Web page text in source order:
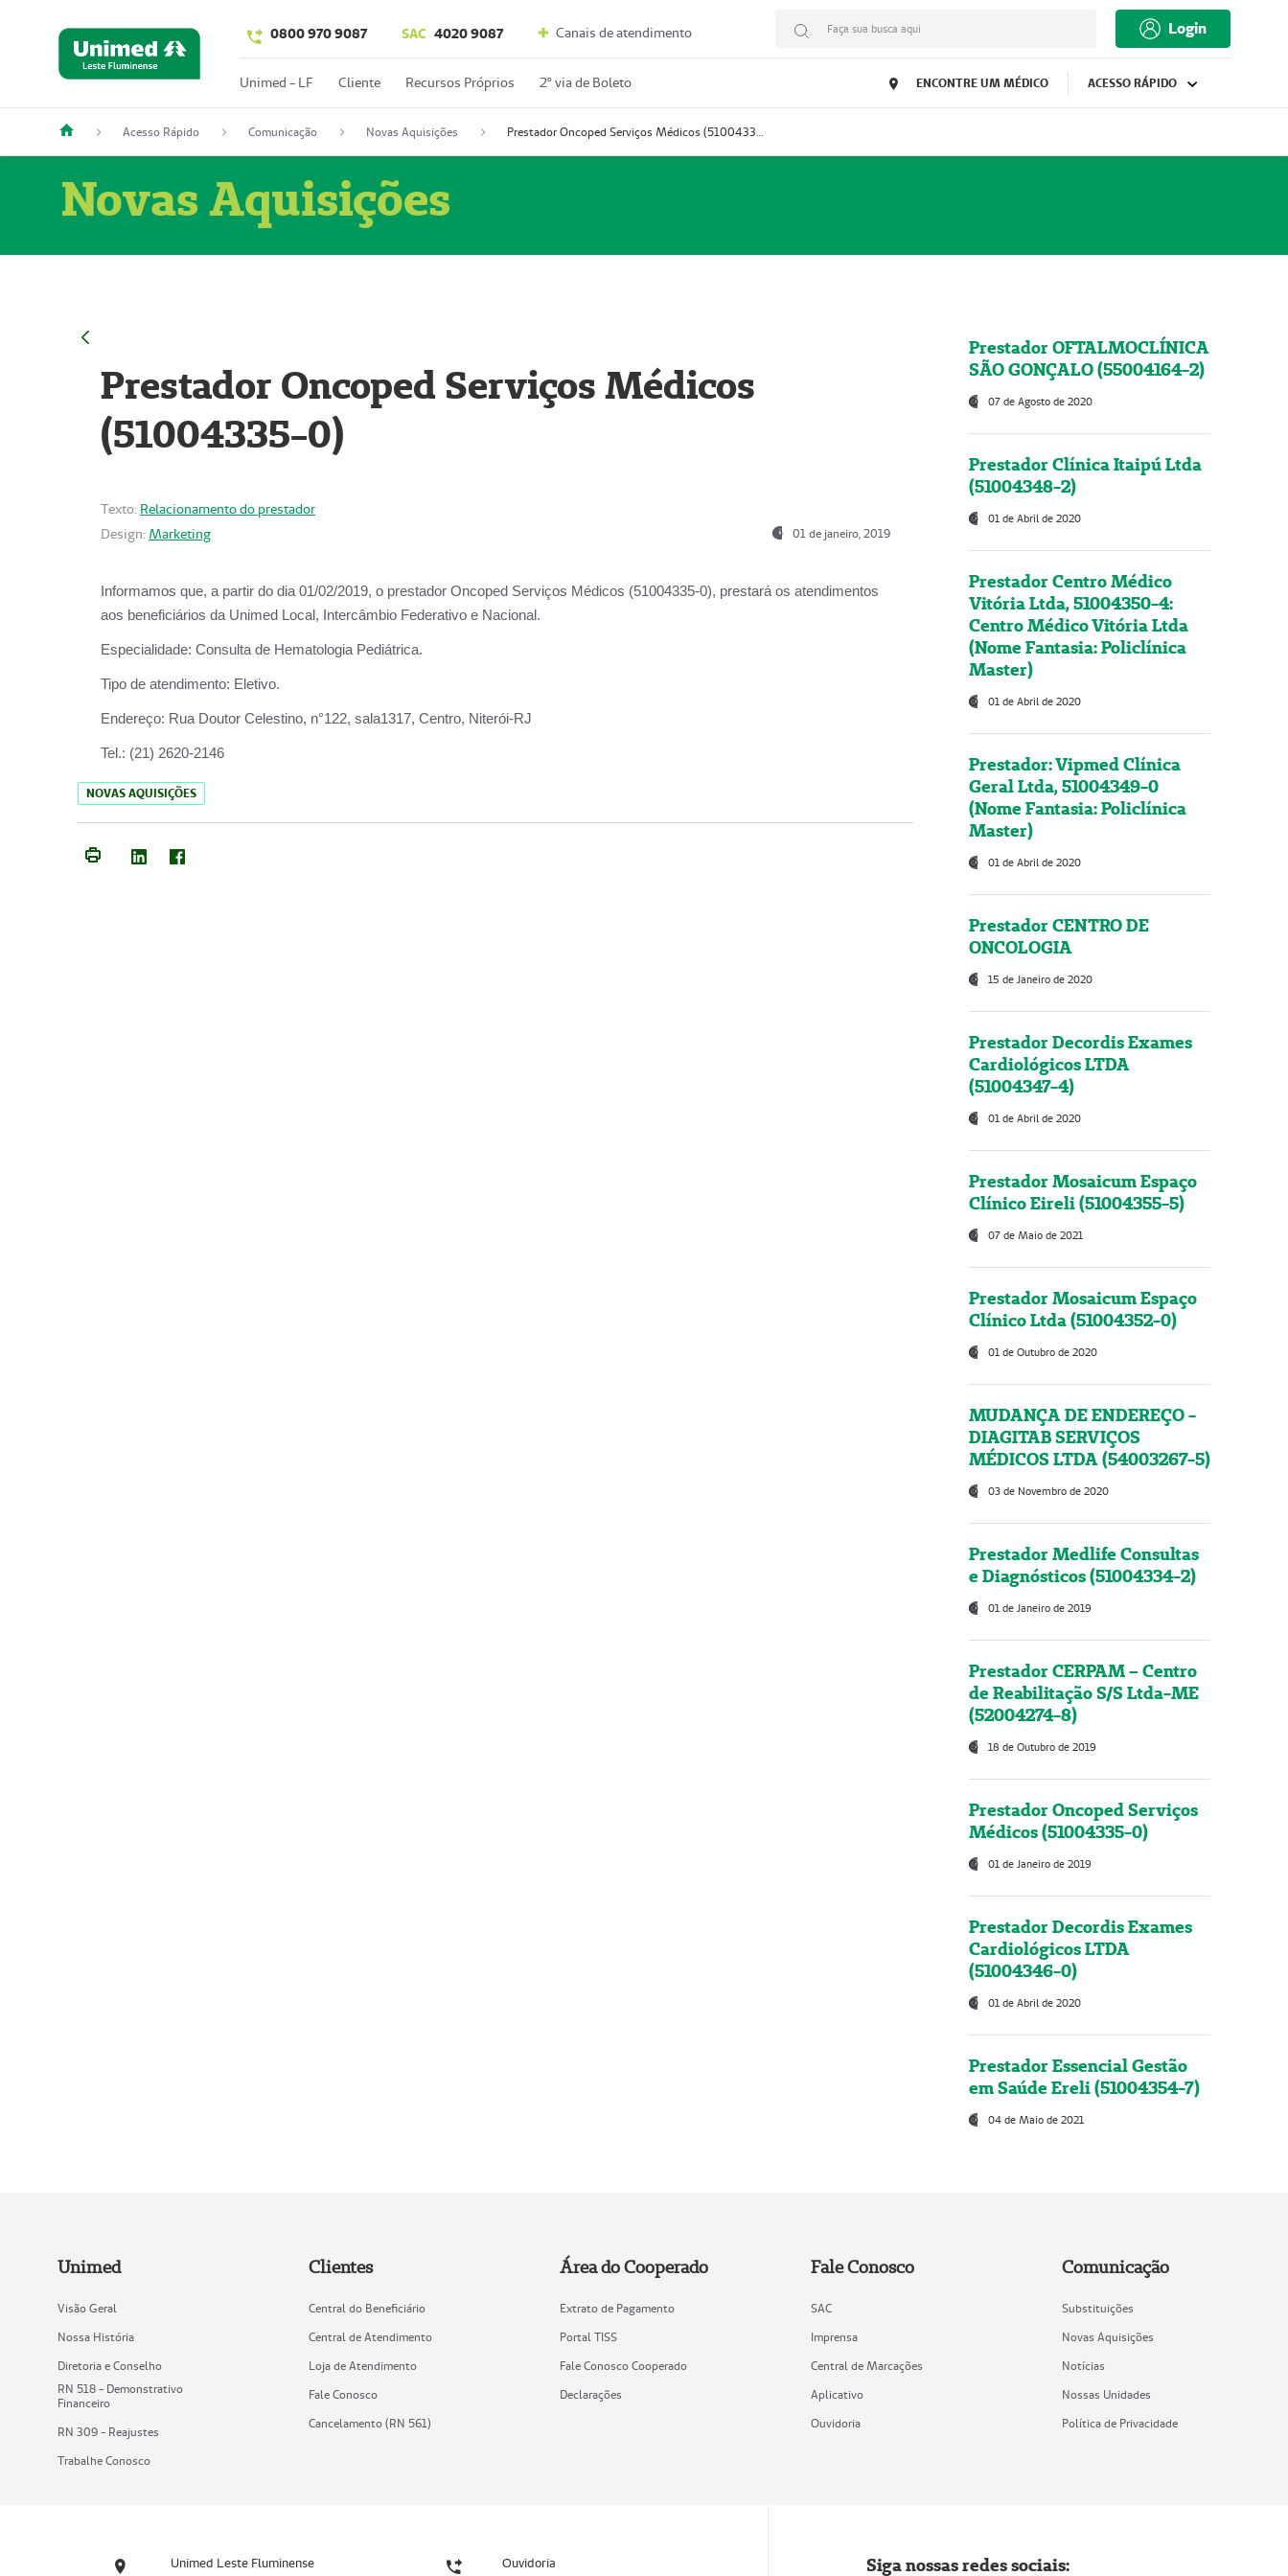
0800 970 9087 SAC 4020 9087 Canais de atendimento Faça sua busca aqui Login
Unimed - LF Cliente Recursos Próprios 2º via de Boleto ENCONTRE UM MÉDICO ACESSO RÁPIDO
Acesso Rápido Comunicação Novas Aquisições Prestador Oncoped Serviços Médicos (51004335-0)
Novas Aquisições
Prestador Oncoped Serviços Médicos
(51004335-0)
Texto: Relacionamento do prestador
Design: Marketing 01 de janeiro, 2019
Informamos que, a partir do dia 01/02/2019, o prestador Oncoped Serviços Médicos (51004335-0), prestará os atendimentos
aos beneficiários da Unimed Local, Intercâmbio Federativo e Nacional.
Especialidade: Consulta de Hematologia Pediátrica.
Tipo de atendimento: Eletivo.
Endereço: Rua Doutor Celestino, n°122, sala1317, Centro, Niterói-RJ
Tel.: (21) 2620-2146
NOVAS AQUISIÇÕES
Prestador OFTALMOCLÍNICA
SÃO GONÇALO (55004164-2)
07 de Agosto de 2020
Prestador Clínica Itaipú Ltda
(51004348-2)
01 de Abril de 2020
Prestador Centro Médico
Vitória Ltda, 51004350-4:
Centro Médico Vitória Ltda
(Nome Fantasia: Policlínica
Master)
01 de Abril de 2020
Prestador: Vipmed Clínica
Geral Ltda, 51004349-0
(Nome Fantasia: Policlínica
Master)
01 de Abril de 2020
Prestador CENTRO DE
ONCOLOGIA
15 de Janeiro de 2020
Prestador Decordis Exames
Cardiológicos LTDA
(51004347-4)
01 de Abril de 2020
Prestador Mosaicum Espaço
Clínico Eireli (51004355-5)
07 de Maio de 2021
Prestador Mosaicum Espaço
Clínico Ltda (51004352-0)
01 de Outubro de 2020
MUDANÇA DE ENDEREÇO -
DIAGITAB SERVIÇOS
MÉDICOS LTDA (54003267-5)
03 de Novembro de 2020
Prestador Medlife Consultas
e Diagnósticos (51004334-2)
01 de Janeiro de 2019
Prestador CERPAM – Centro
de Reabilitação S/S Ltda-ME
(52004274-8)
18 de Outubro de 2019
Prestador Oncoped Serviços
Médicos (51004335-0)
01 de Janeiro de 2019
Prestador Decordis Exames
Cardiológicos LTDA
(51004346-0)
01 de Abril de 2020
Prestador Essencial Gestão
em Saúde Ereli (51004354-7)
04 de Maio de 2021
Unimed
Visão Geral
Nossa História
Diretoria e Conselho
RN 518 - Demonstrativo
Financeiro
RN 309 - Reajustes
Trabalhe Conosco
Clientes
Central do Beneficiário
Central de Atendimento
Loja de Atendimento
Fale Conosco
Cancelamento (RN 561)
Área do Cooperado
Extrato de Pagamento
Portal TISS
Fale Conosco Cooperado
Declarações
Fale Conosco
SAC
Imprensa
Central de Marcações
Aplicativo
Ouvidoria
Comunicação
Substituições
Novas Aquisições
Notícias
Nossas Unidades
Política de Privacidade
Unimed Leste Fluminense Ouvidoria Siga nossas redes sociais: